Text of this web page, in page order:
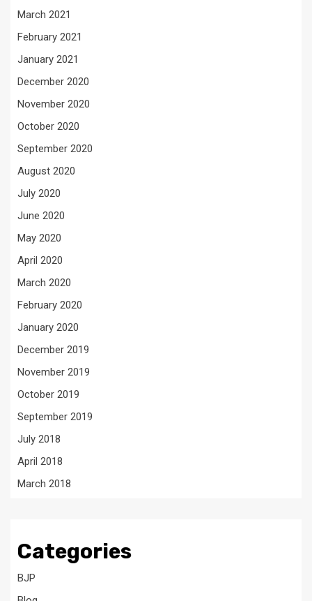
March 2021
February 2021
January 2021
December 2020
November 2020
October 2020
September 2020
August 2020
July 2020
June 2020
May 2020
April 2020
March 2020
February 2020
January 2020
December 2019
November 2019
October 2019
September 2019
July 2018
April 2018
March 2018
Categories
BJP